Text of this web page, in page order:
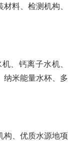
料、检测机构、
、钙离子水机、
纳米能量水杯、多
构、优质水源地项